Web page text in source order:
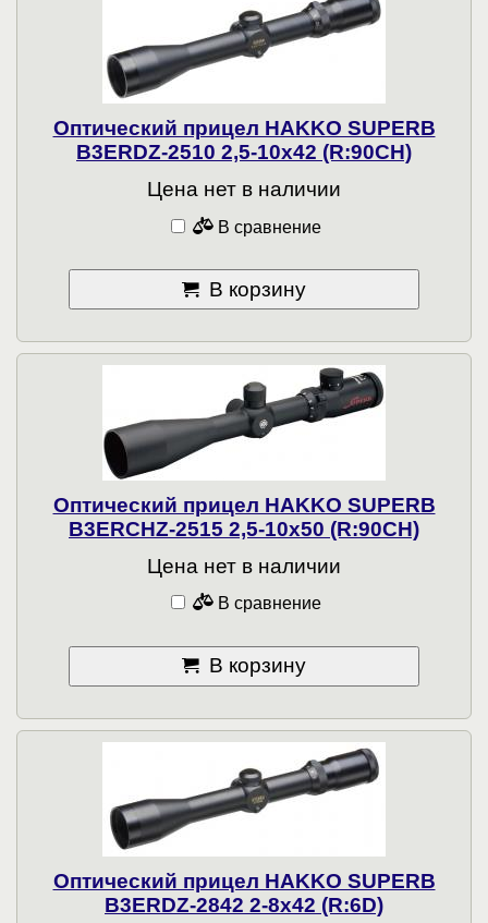
Оптический прицел HAKKO SUPERB
B3ERDZ-2510 2,5-10x42 (R:90CH)
Цена нет в наличии
В сравнение
В корзину
Оптический прицел HAKKO SUPERB
B3ERCHZ-2515 2,5-10x50 (R:90CH)
Цена нет в наличии
В сравнение
В корзину
Оптический прицел HAKKO SUPERB
B3ERDZ-2842 2-8x42 (R:6D)